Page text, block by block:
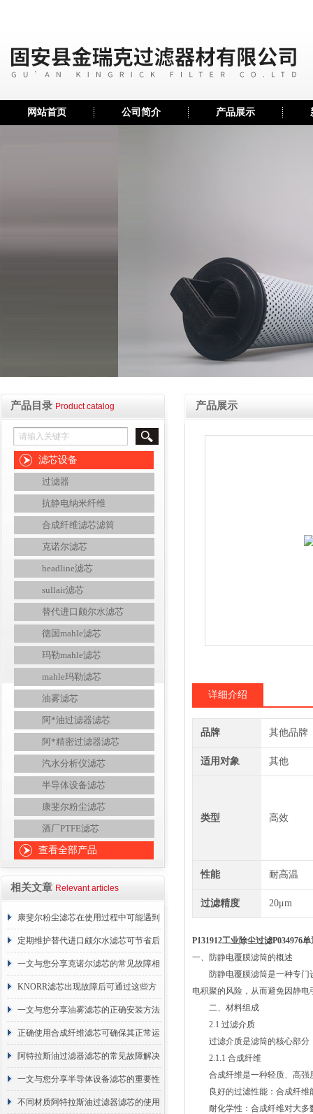
网站首页 公司简介 产品展示
产品目录 Product catalog
滤芯设备
过滤器
抗静电纳米纤维
合成纤维滤芯滤筒
克诺尔滤芯
headline滤芯
sullair滤芯
替代进口颇尔水滤芯
德国mahle滤芯
玛勒mahle滤芯
mahle玛勒滤芯
油雾滤芯
阿*油过滤器滤芯
阿*精密过滤器滤芯
汽水分析仪滤芯
半导体设备滤芯
康斐尔粉尘滤芯
酒厂PTFE滤芯
查看全部产品
相关文章 Relevant articles
康斐尔粉尘滤芯在使用过程中可能遇到
的故障相应解决方法分享
定期维护替代进口颇尔水滤芯可节省后
续更换成本
一文与您分享克诺尔滤芯的常见故障相
应解决方法
KNORR滤芯出现故障后可通过这些方
法解决
一文与您分享油雾滤芯的正确安装方法
正确使用合成纤维滤芯可确保其正常运
行
阿特拉斯油过滤器滤芯的常见故障解决
方法介绍
一文与您分享半导体设备滤芯的重要性
不同材质阿特拉斯油过滤器滤芯的使用
产品展示
详细介绍
品牌 其他品牌
适用对象 其他
类型 高效
性能 耐高温
过滤精度 20μm
P131912工业除尘过滤P034976
一、防静电覆膜滤筒的概述
防静电覆膜滤筒是一种专门设
电积聚的风险，从而避免因静
二、材料组成
2.1 过滤介质
过滤介质是滤筒的核心部分
2.1.1 合成纤维
合成纤维是一种轻质、高强
良好的过滤性能：合成纤维
耐化学性：合成纤维对大多